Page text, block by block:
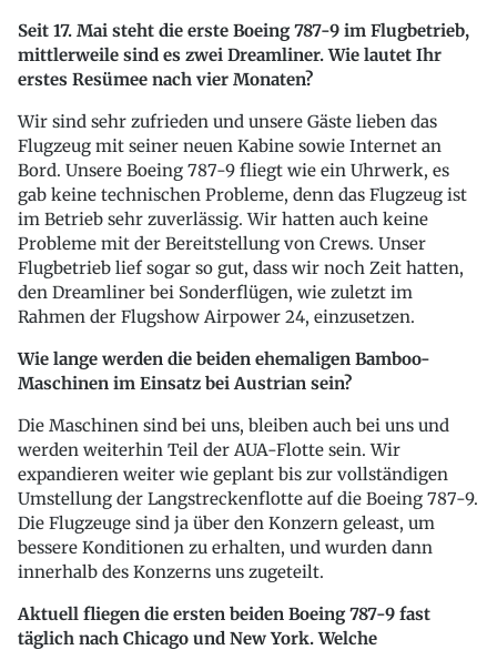
Seit 17. Mai steht die erste Boeing 787-9 im Flugbetrieb,
mittlerweile sind es zwei Dreamliner. Wie lautet Ihr
erstes Resümee nach vier Monaten?
Wir sind sehr zufrieden und unsere Gäste lieben das
Flugzeug mit seiner neuen Kabine sowie Internet an
Bord. Unsere Boeing 787-9 fliegt wie ein Uhrwerk, es
gab keine technischen Probleme, denn das Flugzeug ist
im Betrieb sehr zuverlässig. Wir hatten auch keine
Probleme mit der Bereitstellung von Crews. Unser
Flugbetrieb lief sogar so gut, dass wir noch Zeit hatten,
den Dreamliner bei Sonderflügen, wie zuletzt im
Rahmen der Flugshow Airpower 24, einzusetzen.
Wie lange werden die beiden ehemaligen Bamboo-
Maschinen im Einsatz bei Austrian sein?
Die Maschinen sind bei uns, bleiben auch bei uns und
werden weiterhin Teil der AUA-Flotte sein. Wir
expandieren weiter wie geplant bis zur vollständigen
Umstellung der Langstreckenflotte auf die Boeing 787-9.
Die Flugzeuge sind ja über den Konzern geleast, um
bessere Konditionen zu erhalten, und wurden dann
innerhalb des Konzerns uns zugeteilt.
Aktuell fliegen die ersten beiden Boeing 787-9 fast
täglich nach Chicago und New York. Welche